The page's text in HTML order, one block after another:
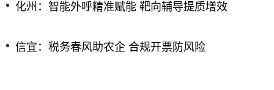
化州：智能外呼精准赋能 靶向辅导提质增效
信宜：税务春风助农企 合规开票防风险